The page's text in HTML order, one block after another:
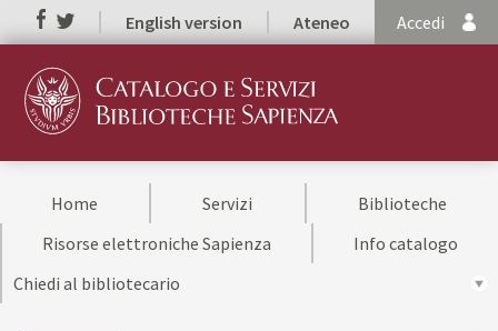
English version Ateneo Accedi
Home Servizi
Biblioteche
Risorse elettroniche Sapienza
Info catalogo
Chiedi al bibliotecario